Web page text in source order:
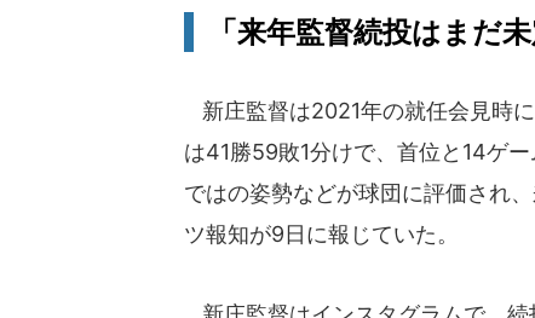
「来年監督続投はまだ
新庄監督は2021年の就任会見時
は41勝59敗1分けで、首位と14ゲ
ではの姿勢などが球団に評価され
ツ報知が9日に報じていた。